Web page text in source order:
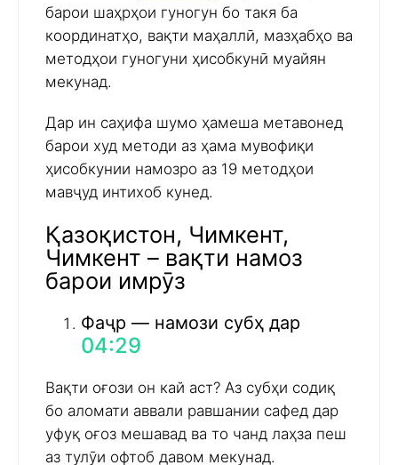
барои шаҳрҳои гуногун бо такя ба
координатҳо, вақти маҳаллӣ, мазҳабҳо ва
методҳои гуногуни ҳисобкунӣ муайян
мекунад.
Дар ин саҳифа шумо ҳамеша метавонед
барои худ методи аз ҳама мувофиқи
ҳисобкунии намозро аз 19 методҳои
мавҷуд интихоб кунед.
Қазоқистон, Чимкент,
Чимкент – вақти намоз
барои имрӯз
Фаҷр — намози субҳ дар
04:29
Вақти оғози он кай аст? Аз субҳи содиқ
бо аломати аввали равшании сафед дар
уфуқ оғоз мешавад ва то чанд лаҳза пеш
аз тулӯи офтоб давом мекунад.